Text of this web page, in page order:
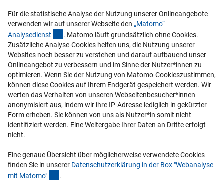
Vergabeverfahren
Barrierefreiheit
Service und Informationen für Menschen mit Behinderungen
Erklärung zur Barrierefreiheit
Barriere melden
DFG-aktuell
Erhalten Sie Neuigkeiten aus der DFG direkt in Ihr Mailpostfach oder
schauen Sie sich die Ausgaben online an.
Zum Newsletter
Für die statistische Analyse der Nutzung unserer Onlineangebote
verwenden wir auf unserer Webseite den „Matomo“
Analysedienst (externer Link)
. Matomo läuft grundsätzlich ohne Cookies.
Zusätzliche Analyse-Cookies helfen uns, die Nutzung unserer
Websites noch besser zu verstehen und darauf aufbauend unser
Onlineangebot zu verbessern und im Sinne der Nutzer*innen zu
optimieren. Wenn Sie der Nutzung von Matomo-Cookieszustimmen,
können diese Cookies auf Ihrem Endgerät gespeichert werden. Wir
werten das Verhalten von unseren Webseitenbesucher*innen
anonymisiert aus, indem wir ihre IP-Adresse lediglich in gekürzter
Form erheben. Sie können von uns als Nutzer*in somit nicht
identifiziert werden. Eine Weitergabe Ihrer Daten an Dritte erfolgt
nicht.
Eine genaue Übersicht über möglicherweise verwendete Cookies
finden Sie in unserer Datenschutzerklärung in der Box "Webanalyse
mit Matomo" .